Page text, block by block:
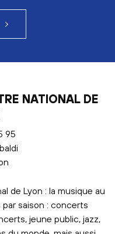
NATIONAL DE
95
de Lyon : la musique au
saison : concerts
jeune public, jazz,